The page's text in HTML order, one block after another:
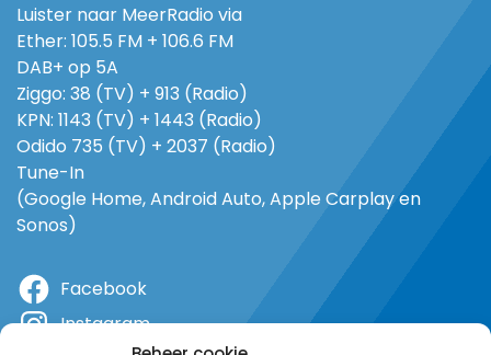
Luister naar MeerRadio via
Ether: 105.5 FM + 106.6 FM
DAB+ op 5A
Ziggo: 38 (TV) + 913 (Radio)
KPN: 1143 (TV) + 1443 (Radio)
Odido 735 (TV) + 2037 (Radio)
Tune-In
(Google Home, Android Auto, Apple Carplay en
Sonos)
Facebook
Instagram